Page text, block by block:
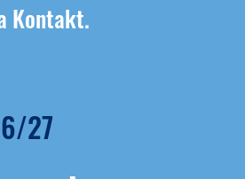
Kontakt.
27